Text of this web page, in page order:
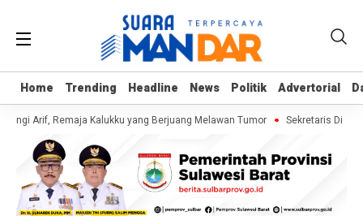
Home Trending Headline News Politik Advertorial
Home Trending Headline News Politik Advertorial
Arif, Remaja Kalukku yang Berjuang Melawan Tumor Sekretaris Dinas